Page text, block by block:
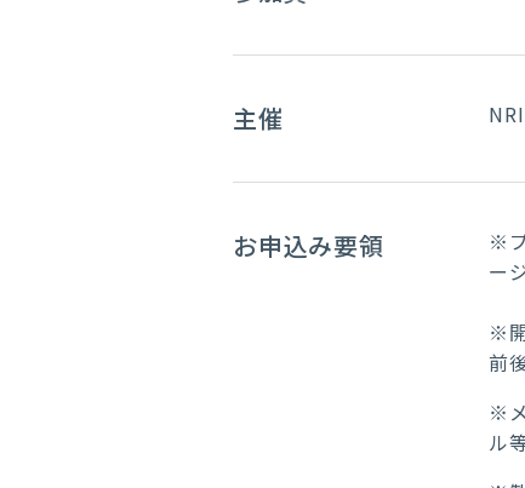
主催
お申込み要領
※
ー
※
前
※
ル